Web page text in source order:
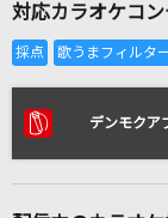
リア
対応カラオケコン
デンモクア